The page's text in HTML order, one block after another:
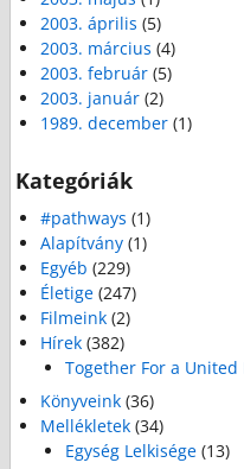
2003. április (5)
2003. március (4)
2003. február (5)
2003. január (2)
1989. december (1)
Kategóriák
#pathways (1)
Alapítvány (1)
Egyéb (229)
Életige (247)
Filmeink (2)
Hírek (382)
Together For a United
Könyveink (36)
Mellékletek (34)
Egység Lelkisége (13)